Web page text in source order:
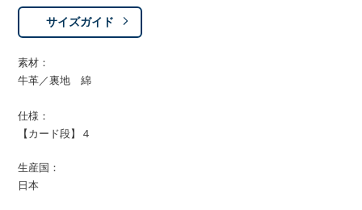
サイズガイド
素材：
牛革／裏地 綿
仕様：
【カード段】４
生産国：
日本